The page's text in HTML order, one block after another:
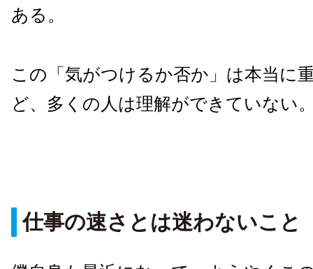
ある。
この「気がつけるか否か」は本当に
ど、多くの人は理解ができていない
仕事の速さとは迷わないこと